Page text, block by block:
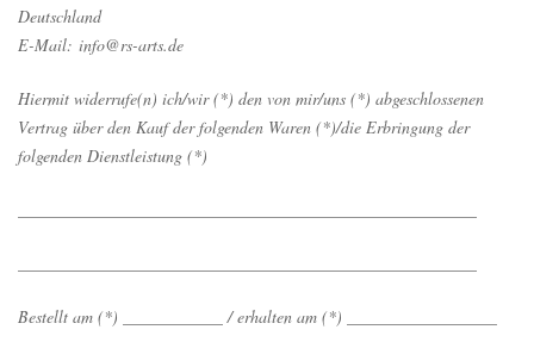
Deutschland
E-Mail: info@rs-arts.de
Hiermit widerrufe(n) ich/wir (*) den von mir/uns (*) abgeschlossenen
Vertrag über den Kauf der folgenden Waren (*)/die Erbringung der
folgenden Dienstleistung (*)
Bestellt am (*) ____________ / erhalten am (*) __________________